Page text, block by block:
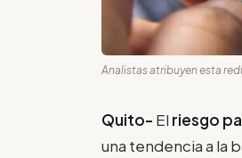
Analistas atribuyen esta
Quito- El riesgo
una tendencia a la